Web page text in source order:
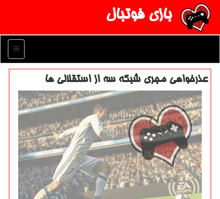
بازی فوتبال
منو
عذرخواهی مجری شبكه سه از استقلالی ها